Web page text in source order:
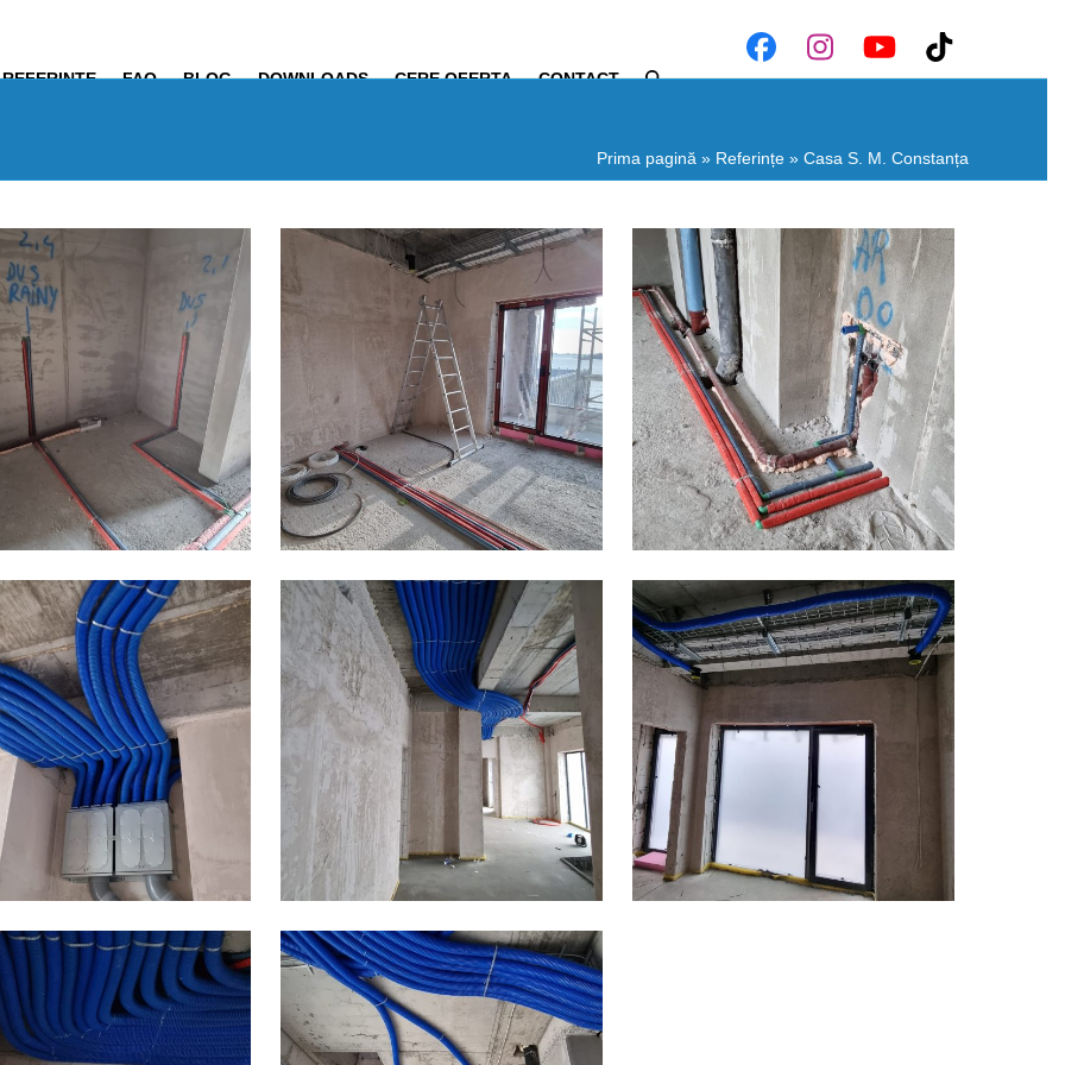
Facebook
Instagram
YouTube
Tiktok
REFERINȚE FAQ BLOG DOWNLOADS CERE OFERTA CONTACT
Prima pagină » Referințe »Casa S. M. Constanța